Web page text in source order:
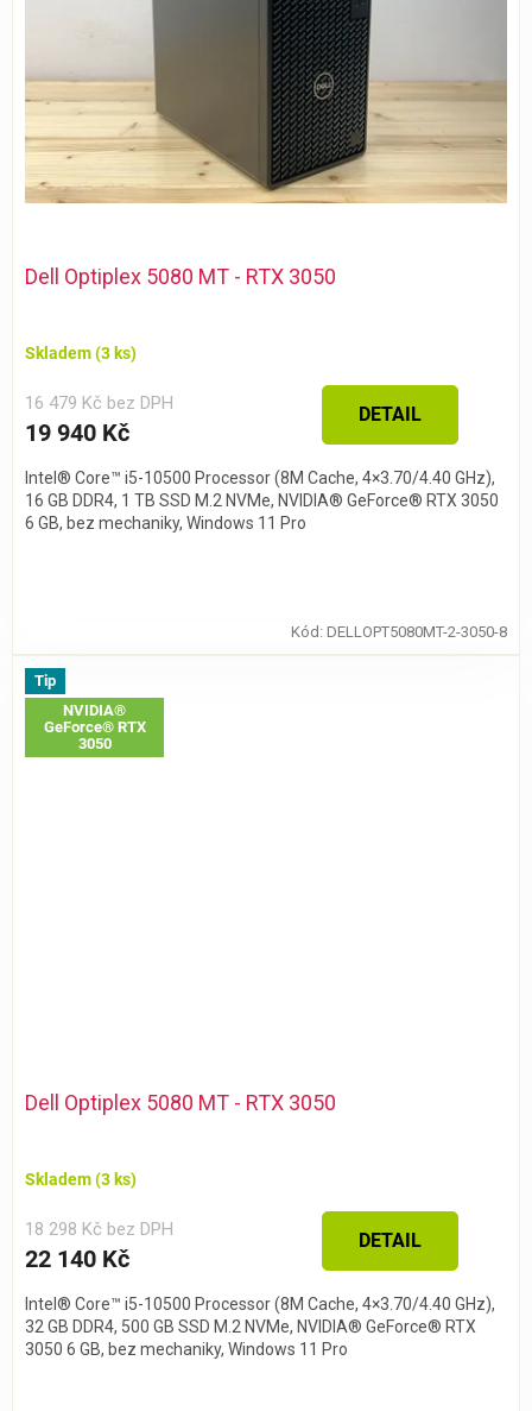
Dell Optiplex 5080 MT - RTX 3050
Skladem(3 ks)
16 479 Kč bez DPH
19 940 Kč
DETAIL
Intel® Core™ i5-10500 Processor (8M Cache, 4×3.70/4.40 GHz),
16 GB DDR4, 1 TB SSD M.2 NVMe, NVIDIA® GeForce® RTX 3050
6 GB, bez mechaniky, Windows 11 Pro
Kód: DELLOPT5080MT-2-3050-8
Tip
NVIDIA®
GeForce® RTX
3050
Dell Optiplex 5080 MT - RTX 3050
Skladem(3 ks)
18 298 Kč bez DPH
22 140 Kč
DETAIL
Intel® Core™ i5-10500 Processor (8M Cache, 4×3.70/4.40 GHz),
32 GB DDR4, 500 GB SSD M.2 NVMe, NVIDIA® GeForce® RTX
3050 6 GB, bez mechaniky, Windows 11 Pro